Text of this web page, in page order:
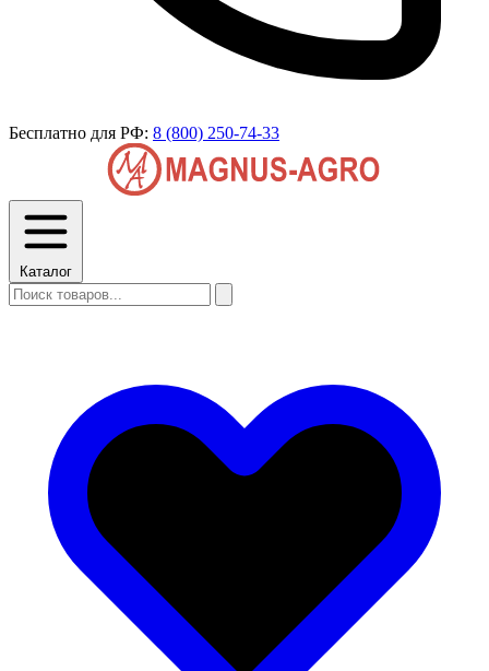
Бесплатно для РФ: 8 (800) 250-74-33
Каталог